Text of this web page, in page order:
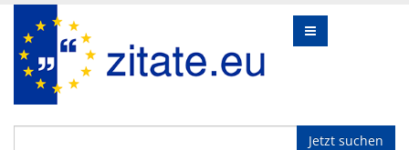
Jetzt suchen